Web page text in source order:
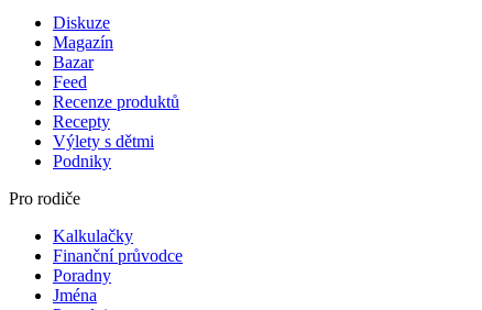
Diskuze
Magazín
Bazar
Feed
Recenze produktů
Recepty
Výlety s dětmi
Podniky
Pro rodiče
Kalkulačky
Finanční průvodce
Poradny
Jména